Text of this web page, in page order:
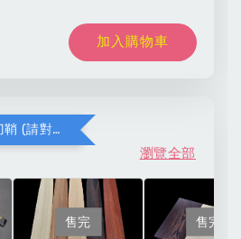
加入購物車
加購公版磁吸貼絨刀鞘 (請對應木頭材質與刀款尺寸)
瀏覽全部
售完 售完